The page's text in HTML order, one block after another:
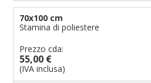
70x100 cm
Stamina di poliestere
Prezzo cda:
55,00 €
(IVA inclusa)